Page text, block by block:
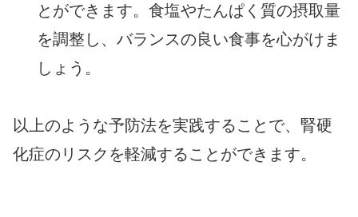
とができます。食塩やたんぱく質の摂取量
を調整し、バランスの良い食事を心がけま
しょう。
以上のような予防法を実践することで、腎硬
化症のリスクを軽減することができます。